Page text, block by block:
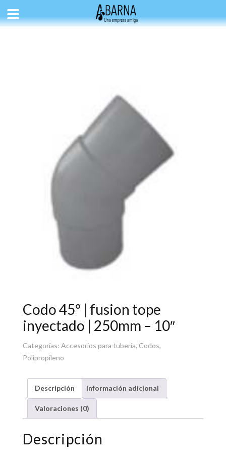
Codo 45° | fusion tope
inyectado | 250mm – 10″
Categorías: Accesorios para tubería, Codos,
Polipropileno
Descripción Información adicional
Valoraciones (0)
Descripción